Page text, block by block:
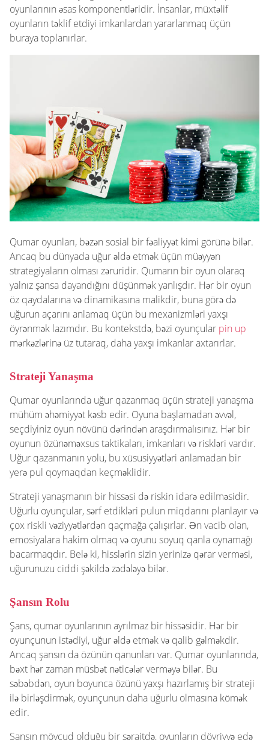
oyunlarının əsas komponentləridir. İnsanlar, müxtəlif
oyunların təklif etdiyi imkanlardan yararlanmaq üçün
buraya toplanırlar.
Qumar oyunları, bəzən sosial bir fəaliyyət kimi görünə bilər.
Ancaq bu dünyada uğur əldə etmək üçün müəyyən
strategiyaların olması zəruridir. Qumarın bir oyun olaraq
yalnız şansa dayandığını düşünmək yanlışdır. Hər bir oyun
öz qaydalarına və dinamikasına malikdir, buna görə də
uğurun açarını anlamaq üçün bu mexanizmləri yaxşı
öyrənmək lazımdır. Bu kontekstdə, bəzi oyunçular pin up
mərkəzlərinə üz tutaraq, daha yaxşı imkanlar axtarırlar.
Strateji Yanaşma
Qumar oyunlarında uğur qazanmaq üçün strateji yanaşma
mühüm əhəmiyyət kəsb edir. Oyuna başlamadan əvvəl,
seçdiyiniz oyun növünü dərindən araşdırmalısınız. Hər bir
oyunun özünəməxsus taktikaları, imkanları və riskləri vardır.
Uğur qazanmanın yolu, bu xüsusiyyətləri anlamadan bir
yerə pul qoymaqdan keçməklidir.
Strateji yanaşmanın bir hissəsi də riskin idarə edilməsidir.
Uğurlu oyunçular, sərf etdikləri pulun miqdarını planlayır və
çox riskli vəziyyətlərdən qaçmağa çalışırlar. Ən vacib olan,
emosiyalara hakim olmaq və oyunu soyuq qanla oynamağı
bacarmaqdır. Belə ki, hisslərin sizin yerinizə qərar verməsi,
uğurunuzu ciddi şəkildə zədələyə bilər.
Şansın Rolu
Şans, qumar oyunlarının ayrılmaz bir hissəsidir. Hər bir
oyunçunun istədiyi, uğur əldə etmək və qalib gəlməkdir.
Ancaq şansın da özünün qanunları var. Qumar oyunlarında,
bəxt hər zaman müsbət nəticələr verməyə bilər. Bu
səbəbdən, oyun boyunca özünü yaxşı hazırlamış bir strateji
ilə birləşdirmək, oyunçunun daha uğurlu olmasına kömək
edir.
Şansın mövcud olduğu bir şəraitdə, oyunların dövriyyə edə